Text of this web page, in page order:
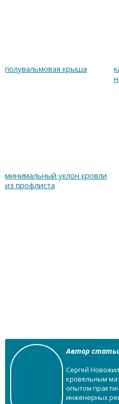
полувальмовая крыша
минимальный уклон кровли
из профлиста
Автор
Сергей
кровельным
опытом
инженерных